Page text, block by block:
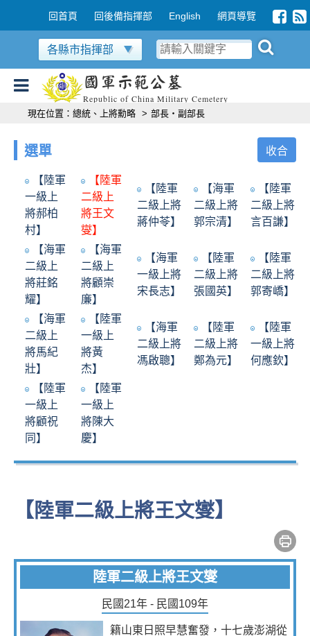
跳到主要內容區塊
回首頁 回後備指揮部 English 網頁導覽
國軍示範公墓
Republic of China Military Cemetery
各縣市指揮部
現在位置： 總統、上將勳略 > 部長‧副部長
選單 收合
【陸軍
一級上
將郝柏
村】
【陸軍
二級上
將王文
燮】
【陸軍
二級上將
蔣仲苓】
【海軍
二級上將
郭宗清】
【陸軍
二級上將
言百謙】
【海軍
二級上
將莊銘
耀】
【海軍
二級上
將顧崇
廉】
【海軍
一級上將
宋長志】
【陸軍
二級上將
張國英】
【陸軍
二級上將
郭寄嶠】
【海軍
二級上
將馬紀
壯】
【陸軍
一級上
將黃
杰】
【海軍
二級上將
馮啟聰】
【陸軍
二級上將
鄭為元】
【陸軍
一級上將
何應欽】
【陸軍
一級上
將顧祝
同】
【陸軍
一級上
將陳大
慶】
【陸軍二級上將王文燮】
陸軍二級上將王文燮
民國21年 - 民國109年
籍山東日照早慧奮發，十七歲澎湖從